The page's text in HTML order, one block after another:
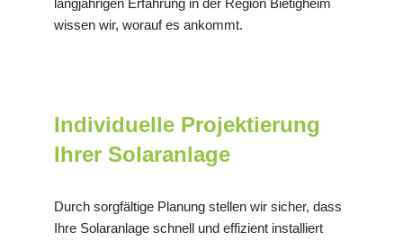
langjährigen Erfahrung in der Region Bietigheim
wissen wir, worauf es ankommt.
Individuelle Projektierung
Ihrer Solaranlage
Durch sorgfältige Planung stellen wir sicher, dass
Ihre Solaranlage schnell und effizient installiert